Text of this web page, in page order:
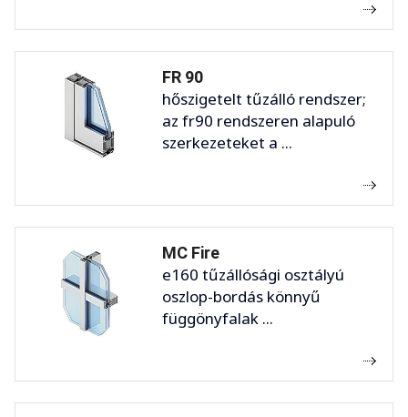
FR 90
hőszigetelt tűzálló rendszer;
az fr90 rendszeren alapuló
szerkezeteket a ...
MC Fire
e160 tűzállósági osztályú
oszlop-bordás könnyű
függönyfalak ...